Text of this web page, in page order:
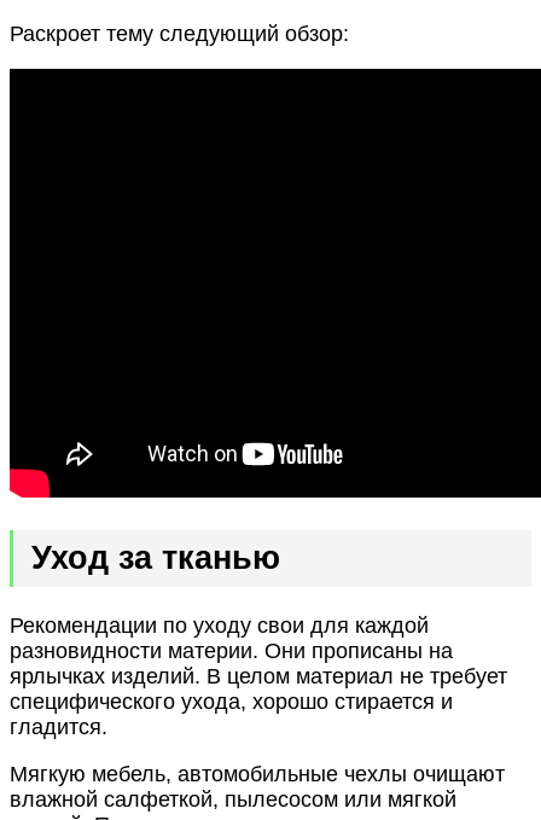
Раскроет тему следующий обзор:
Уход за тканью
Рекомендации по уходу свои для каждой
разновидности материи. Они прописаны на
ярлычках изделий. В целом материал не требует
специфического ухода, хорошо стирается и
гладится.
Мягкую мебель, автомобильные чехлы очищают
влажной салфеткой, пылесосом или мягкой